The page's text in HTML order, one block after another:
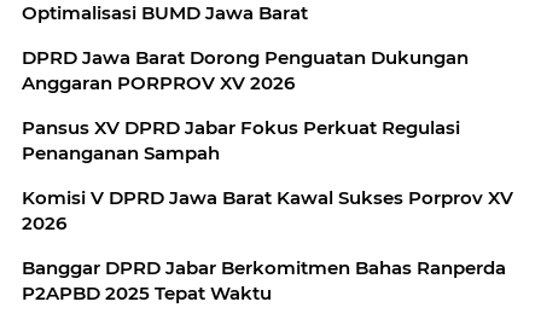
Optimalisasi BUMD Jawa Barat
DPRD Jawa Barat Dorong Penguatan Dukungan
Anggaran PORPROV XV 2026
Pansus XV DPRD Jabar Fokus Perkuat Regulasi
Penanganan Sampah
Komisi V DPRD Jawa Barat Kawal Sukses Porprov XV
2026
Banggar DPRD Jabar Berkomitmen Bahas Ranperda
P2APBD 2025 Tepat Waktu